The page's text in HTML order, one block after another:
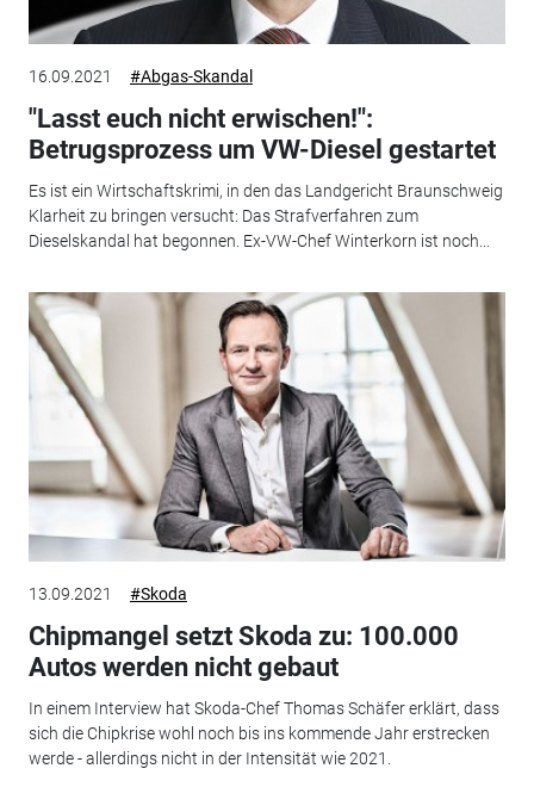
16.09.2021 #Abgas-Skandal
"Lasst euch nicht erwischen!":
Betrugsprozess um VW-Diesel gestartet
Es ist ein Wirtschaftskrimi, in den das Landgericht Braunschweig
Klarheit zu bringen versucht: Das Strafverfahren zum
Dieselskandal hat begonnen. Ex-VW-Chef Winterkorn ist noch...
13.09.2021 #Skoda
Chipmangel setzt Skoda zu: 100.000
Autos werden nicht gebaut
In einem Interview hat Skoda-Chef Thomas Schäfer erklärt, dass
sich die Chipkrise wohl noch bis ins kommende Jahr erstrecken
werde - allerdings nicht in der Intensität wie 2021.